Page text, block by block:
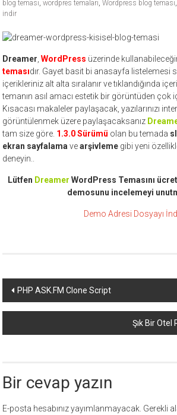
ücretli
wordpress
php
temaları,
theme
download
sitesi.
blog teması ,wordpres temaları ,Wordpress blog teması
indir
Dreamer ,WordPress üzerinde
temasıdır. Gayet basit bi anasayfa listelemesi
içerikleriniz alt alta sıralanır ve tıklandığında
temanın asıl amacı estetik bir görüntüden çok
Kısacası makaleler paylaşacak, yazılarınızı
görüntülenmek üzere paylaşacaksanız
tam size göre. 1.3.0 Sürümü olan bu temada
ekran sayfalama vearşivleme gibi yeni
deneyin..
Lütfen Dreamer WordPress Temasını
demosunu incelemeyi
Demo Adresi Dosyayı
Yazı
dolaşımı
PHP ASK.FM Clone Script
Şık Bir
Bir cevap yazın
E-posta hesabınız yayımlanmayacak. Gerekli